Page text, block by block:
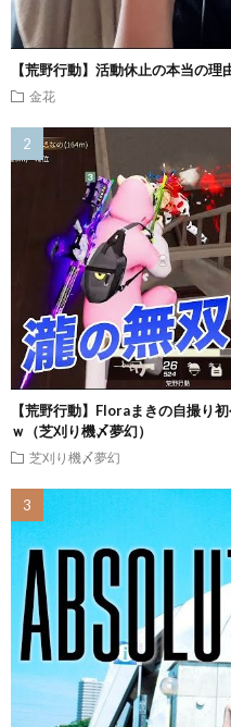
【荒野行動】活動休止の本当の理
金花
【荒野行動】Floraまきの自撮り
ｗ（芝刈り機〆夢幻）
芝刈り機〆夢幻